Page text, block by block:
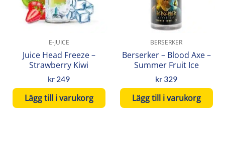
E-JUICE
Juice Head Freeze –
Strawberry Kiwi
kr 249
Lägg till i varukorg
BERSERKER
Berserker – Blood Axe –
Summer Fruit Ice
kr 329
Lägg till i varukorg